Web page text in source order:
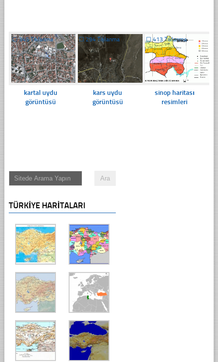
☐345 Tıklanma
kartal uydu
görüntüsü
☐294 Tıklanma
kars uydu
görüntüsü
☐413 Tıklanma
sinop haritası
resimleri
TÜRKIYE HARITALARI